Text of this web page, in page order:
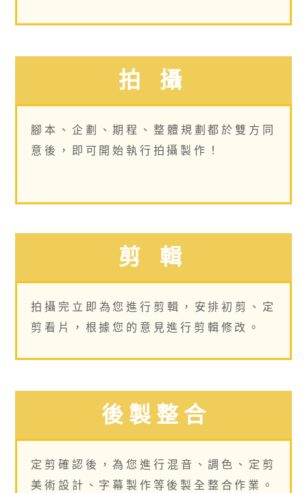
拍 攝
腳本、企劃、期程、整體規劃都於雙方同
意後，即可開始執行拍攝製作！
剪 輯
拍攝完立即為您進行剪輯，安排初剪、定
剪看片，根據您的意見進行剪輯修改。
後 製 整 合
定剪確認後，為您進行混音、調色、定剪
美術設計、字幕製作等後製全整合作業。